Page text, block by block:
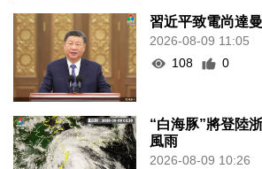
習近平致電尚達
2026-08-09 11:05
108
0
“白海豚”將登陸
風雨
2026-08-09 10:26